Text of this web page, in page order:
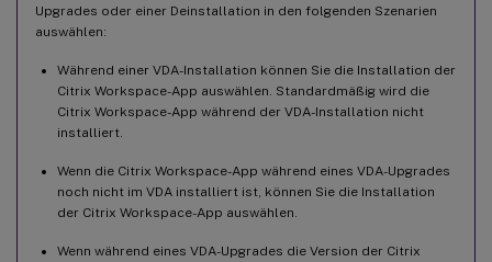
Upgrades oder einer Deinstallation in den folgenden Szenarien
auswählen:
Während einer VDA-Installation können Sie die Installation der
Citrix Workspace-App auswählen. Standardmäßig wird die
Citrix Workspace-App während der VDA-Installation nicht
installiert.
Wenn die Citrix Workspace-App während eines VDA-Upgrades
noch nicht im VDA installiert ist, können Sie die Installation
der Citrix Workspace-App auswählen.
Wenn während eines VDA-Upgrades die Version der Citrix